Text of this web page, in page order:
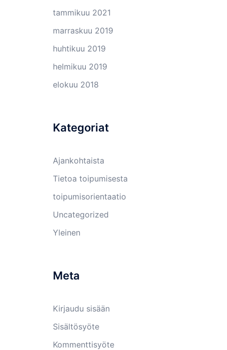
tammikuu 2021
marraskuu 2019
huhtikuu 2019
helmikuu 2019
elokuu 2018
Kategoriat
Ajankohtaista
Tietoa toipumisesta
toipumisorientaatio
Uncategorized
Yleinen
Meta
Kirjaudu sisään
Sisältösyöte
Kommenttisyöte